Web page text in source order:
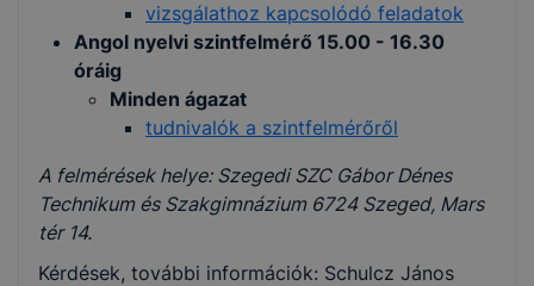
vizsgálathoz kapcsolódó feladatok
Angol nyelvi szintfelmérő 15.00 - 16.30
óráig
Minden ágazat
tudnivalók a szintfelmérőről
A felmérések helye: Szegedi SZC Gábor Dénes
Technikum és Szakgimnázium 6724 Szeged, Mars
tér 14.
Kérdések, további információk: Schulcz János